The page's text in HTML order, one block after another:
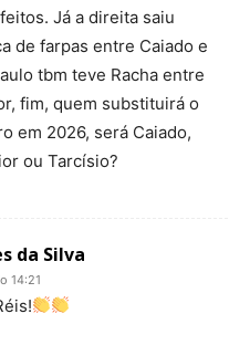
Já a direita saiu
de farpas entre Caiado e
tbm teve Racha entre
fim, quem substituirá o
em 2026, será Caiado,
ou Tarcísio?
da Silva
14:21